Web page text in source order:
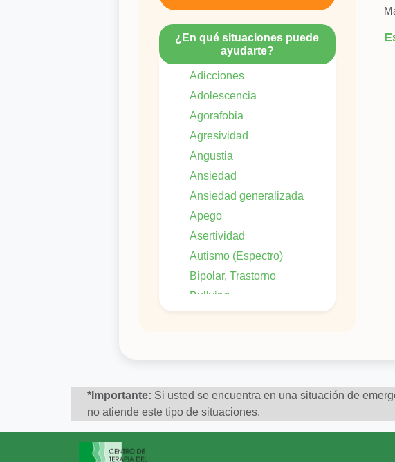
¿En qué situaciones puede
ayudarte?
Adicciones
Adolescencia
Agorafobia
Agresividad
Angustia
Ansiedad
Ansiedad generalizada
Apego
Asertividad
Autismo (Espectro)
Bipolar, Trastorno
Bullying
Culpa
Dificultad en las relaciones
*Importante: Si usted se encuentra en una situación de
no atiende este tipo de situaciones.